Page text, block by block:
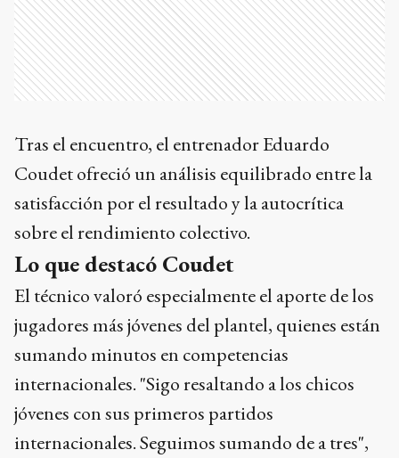
Tras el encuentro, el entrenador Eduardo
Coudet ofreció un análisis equilibrado entre la
satisfacción por el resultado y la autocrítica
sobre el rendimiento colectivo.
Lo que destacó Coudet
El técnico valoró especialmente el aporte de los
jugadores más jóvenes del plantel, quienes están
sumando minutos en competencias
internacionales. "Sigo resaltando a los chicos
jóvenes con sus primeros partidos
internacionales. Seguimos sumando de a tres",